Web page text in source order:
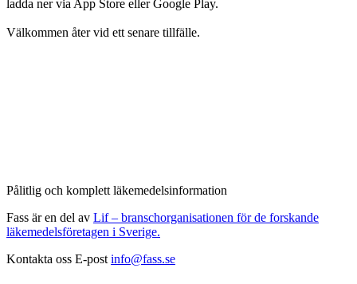
ladda ner via App Store eller Google Play.
Välkommen åter vid ett senare tillfälle.
Pålitlig och komplett läkemedelsinformation
Fass är en del av Lif – branschorganisationen för de forskande
läkemedelsföretagen i Sverige.
Kontakta oss E-post info@fass.se